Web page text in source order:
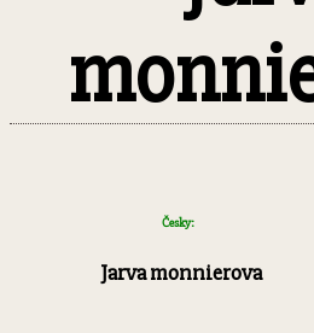
Česky:
Jarva monnierova